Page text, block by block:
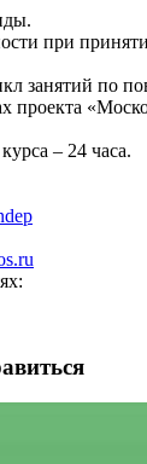
при
занятий по
проекта
– 24 часа.